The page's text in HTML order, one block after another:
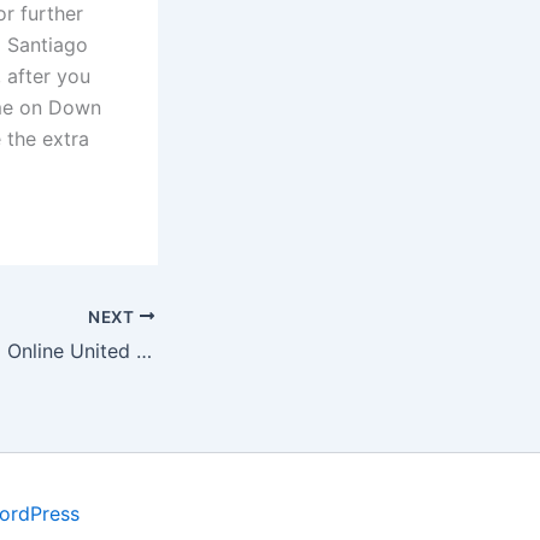
further
after you
on Down
the extra
NEXT
Real Money Bingo Online United Kingdom